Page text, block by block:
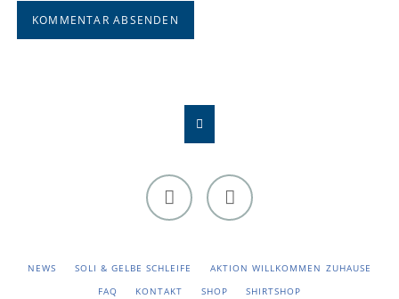
KOMMENTAR ABSENDEN
NEWS SOLI & GELBE SCHLEIFE
AKTION WILLKOMMEN ZUHAUSE
FAQ
KONTAKT SHOP SHIRTSHOP